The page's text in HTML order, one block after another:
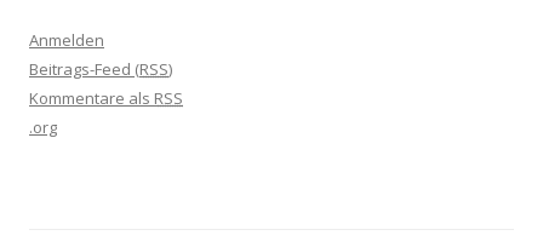
Anmelden
Beitrags-Feed (RSS)
Kommentare als RSS
.org